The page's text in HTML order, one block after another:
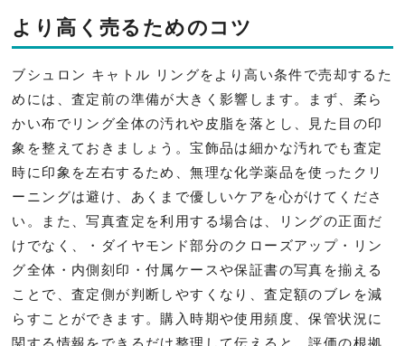
より高く売るためのコツ
ブシュロン キャトル リングをより高い条件で売却するた
めには、査定前の準備が大きく影響します。まず、柔ら
かい布でリング全体の汚れや皮脂を落とし、見た目の印
象を整えておきましょう。宝飾品は細かな汚れでも査定
時に印象を左右するため、無理な化学薬品を使ったクリ
ーニングは避け、あくまで優しいケアを心がけてくださ
い。また、写真査定を利用する場合は、リングの正面だ
けでなく、・ダイヤモンド部分のクローズアップ・リン
グ全体・内側刻印・付属ケースや保証書の写真を揃える
ことで、査定側が判断しやすくなり、査定額のブレを減
らすことができます。購入時期や使用頻度、保管状況に
関する情報をできるだけ整理して伝えると、評価の根拠